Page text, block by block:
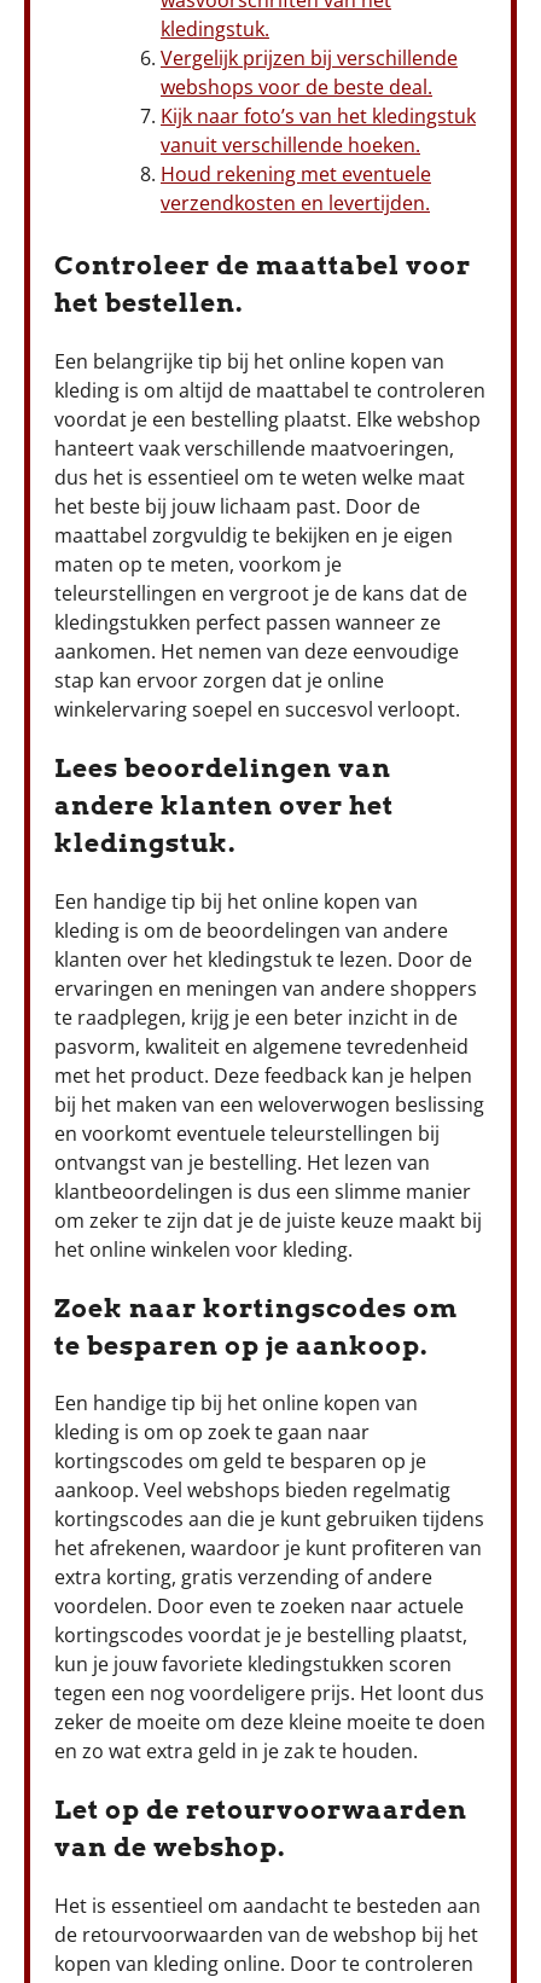
kledingstuk.
Vergelijk prijzen bij verschillende
webshops voor de beste deal.
Kijk naar foto’s van het kledingstuk
vanuit verschillende hoeken.
Houd rekening met eventuele
verzendkosten en levertijden.
Controleer de maattabel voor
het bestellen.
Een belangrijke tip bij het online kopen van
kleding is om altijd de maattabel te controleren
voordat je een bestelling plaatst. Elke webshop
hanteert vaak verschillende maatvoeringen,
dus het is essentieel om te weten welke maat
het beste bij jouw lichaam past. Door de
maattabel zorgvuldig te bekijken en je eigen
maten op te meten, voorkom je
teleurstellingen en vergroot je de kans dat de
kledingstukken perfect passen wanneer ze
aankomen. Het nemen van deze eenvoudige
stap kan ervoor zorgen dat je online
winkelervaring soepel en succesvol verloopt.
Lees beoordelingen van
andere klanten over het
kledingstuk.
Een handige tip bij het online kopen van
kleding is om de beoordelingen van andere
klanten over het kledingstuk te lezen. Door de
ervaringen en meningen van andere shoppers
te raadplegen, krijg je een beter inzicht in de
pasvorm, kwaliteit en algemene tevredenheid
met het product. Deze feedback kan je helpen
bij het maken van een weloverwogen beslissing
en voorkomt eventuele teleurstellingen bij
ontvangst van je bestelling. Het lezen van
klantbeoordelingen is dus een slimme manier
om zeker te zijn dat je de juiste keuze maakt bij
het online winkelen voor kleding.
Zoek naar kortingscodes om
te besparen op je aankoop.
Een handige tip bij het online kopen van
kleding is om op zoek te gaan naar
kortingscodes om geld te besparen op je
aankoop. Veel webshops bieden regelmatig
kortingscodes aan die je kunt gebruiken tijdens
het afrekenen, waardoor je kunt profiteren van
extra korting, gratis verzending of andere
voordelen. Door even te zoeken naar actuele
kortingscodes voordat je je bestelling plaatst,
kun je jouw favoriete kledingstukken scoren
tegen een nog voordeligere prijs. Het loont dus
zeker de moeite om deze kleine moeite te doen
en zo wat extra geld in je zak te houden.
Let op de retourvoorwaarden
van de webshop.
Het is essentieel om aandacht te besteden aan
de retourvoorwaarden van de webshop bij het
kopen van kleding online. Door te controleren